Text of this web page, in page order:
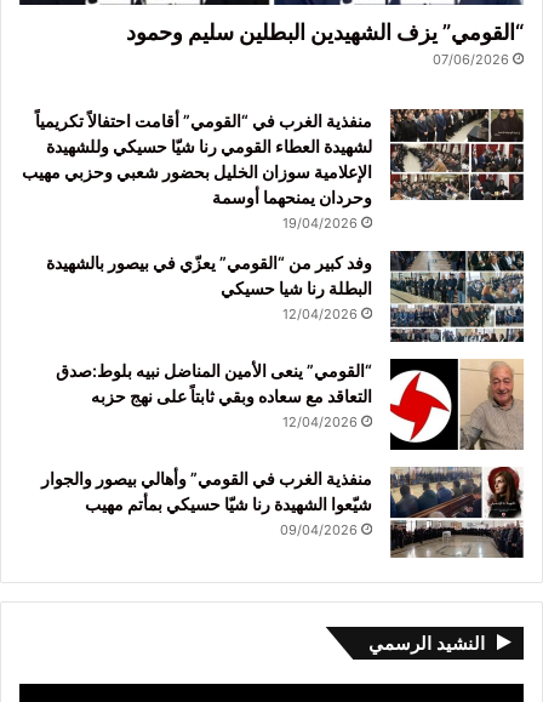
“القومي” يزف الشهيدين البطلين سليم وحمود
07/06/2026
منفذية الغرب في “القومي” أقامت احتفالاً تكريمياً
لشهيدة العطاء القومي رنا شيّا حسيكي وللشهيدة
الإعلامية سوزان الخليل بحضور شعبي وحزبي مهيب
وحردان يمنحهما أوسمة
19/04/2026
وفد كبير من “القومي” يعزّي في بيصور بالشهيدة
البطلة رنا شيا حسيكي
12/04/2026
“القومي” ينعى الأمين المناضل نبيه بلوط:صدق
التعاقد مع سعاده وبقي ثابتاً على نهج حزبه
12/04/2026
منفذية الغرب في القومي” وأهالي بيصور والجوار
شيّعوا الشهيدة رنا شيّا حسيكي بمأتم مهيب
09/04/2026
النشيد الرسمي